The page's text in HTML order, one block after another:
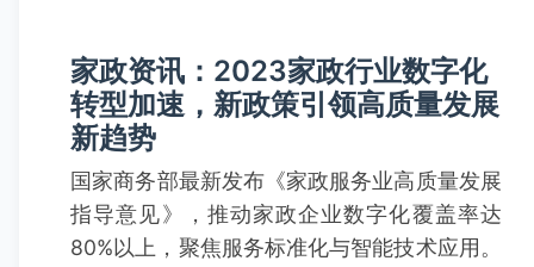
家政资讯：2023家政行业数字化
转型加速，新政策引领高质量发展
新趋势
国家商务部最新发布《家政服务业高质量发展
指导意见》，推动家政企业数字化覆盖率达
80%以上，聚焦服务标准化与智能技术应用。